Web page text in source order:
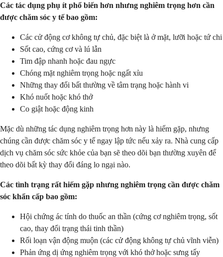
Các tác dụng phụ ít phổ biến hơn nhưng nghiêm trọng hơn cần
được chăm sóc y tế bao gồm:
Các cử động cơ không tự chủ, đặc biệt là ở mặt, lưỡi hoặc tứ chi
Sốt cao, cứng cơ và lú lẫn
Tim đập nhanh hoặc đau ngực
Chóng mặt nghiêm trọng hoặc ngất xỉu
Những thay đổi bất thường về tâm trạng hoặc hành vi
Khó nuốt hoặc khó thở
Co giật hoặc động kinh
Mặc dù những tác dụng nghiêm trọng hơn này là hiếm gặp, nhưng
chúng cần được chăm sóc y tế ngay lập tức nếu xảy ra. Nhà cung cấp
dịch vụ chăm sóc sức khỏe của bạn sẽ theo dõi bạn thường xuyên để
theo dõi bất kỳ thay đổi đáng lo ngại nào.
Các tình trạng rất hiếm gặp nhưng nghiêm trọng cần được chăm
sóc khẩn cấp bao gồm:
Hội chứng ác tính do thuốc an thần (cứng cơ nghiêm trọng, sốt
cao, thay đổi trạng thái tinh thần)
Rối loạn vận động muộn (các cử động không tự chủ vĩnh viễn)
Phản ứng dị ứng nghiêm trọng với khó thở hoặc sưng tấy